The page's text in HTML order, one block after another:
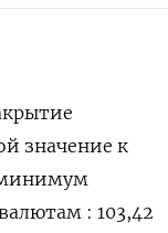
значение к
: 103,42